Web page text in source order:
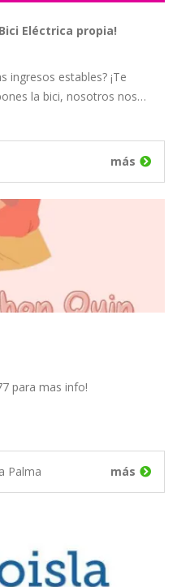
Eléctrica propia!
ingresos estables? ¡Te
la bici, nosotros nos…
más
para mas info!
Palma más